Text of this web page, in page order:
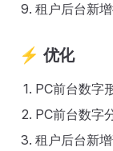
租户后台新
⚡ 优化
PC前台数字
PC前台数字
租户后台新